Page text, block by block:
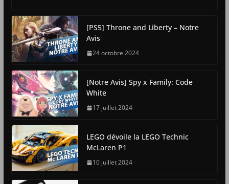
[PS5] Throne and Liberty – Notre
Avis
24 octobre 2024
[Notre Avis] Spy x Family: Code
White
17 juillet 2024
LEGO dévoile la LEGO Technic
McLaren P1
10 juillet 2024